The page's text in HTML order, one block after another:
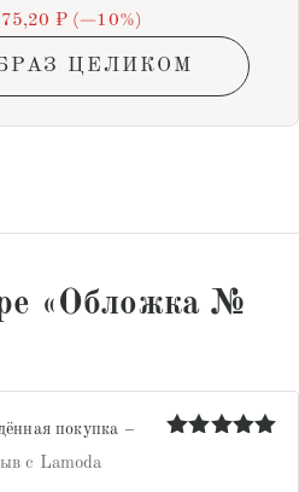
₽ (−10%)
ЦЕЛИКОМ
«Обложка №
покупка –
с Lamoda